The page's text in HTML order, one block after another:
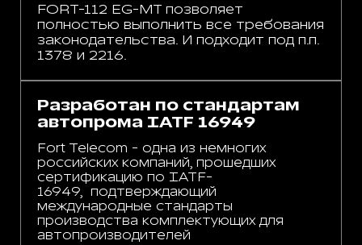
FORT-112 EG-MT позволяет
полностью выполнить все требования
законодательства. И подходит под п.п.
1378 и 2216.
Разработан по стандартам
автопрома IATF 16949
Fort Telecom - одна из немногих
российских компаний, прошедших
сертификацию по IATF-
16949, подтверждающий
международные стандарты
производства комплектующих для
автопроизводителей